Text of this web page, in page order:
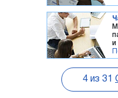
и
4 из 31